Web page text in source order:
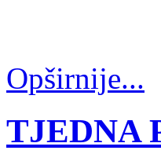
Opširnije...
TJEDNA